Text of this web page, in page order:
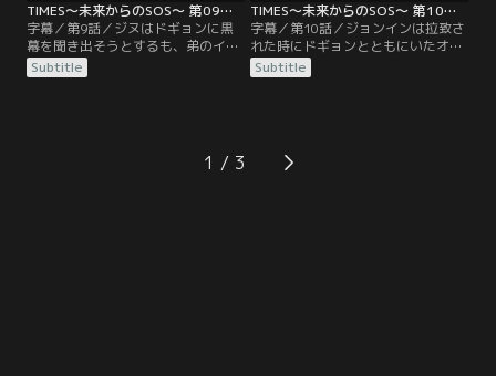
TIMES～未来からのSOS～ 第09話／字幕
字幕／第9話／ジヌはドギョンに黒
幕を聞き出そうとするも、弟のイ・
グヌを殺したのがギテだと聞かされ
る。真相を確かめるべくギテの事務
体を突き止めるまで協力すると告げ
る。DBSの記者にもどったジョンイ
Subtitle
TIMES～未来からのSOS～ 第10話／字幕
字幕／第10話／ジョンインは拉致さ
れた時にドギョンとともにいたオ・
ジョンシク刑事に揺さぶりをかけ、
動向をうかがう。ジヌは弟の事件と
ドギョンと面会して説得するはずだ
ったが、ドギョンの死を食い止める
Subtitle
1